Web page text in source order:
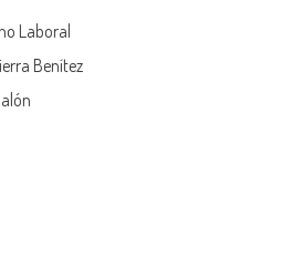
Laboral
Benítez